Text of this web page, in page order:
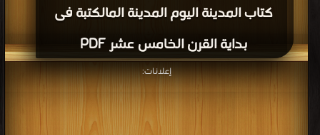
كتاب المدينة اليوم المدينة المالكتبة فى
بداية القرن الخامس عشر PDF
إعلانات: